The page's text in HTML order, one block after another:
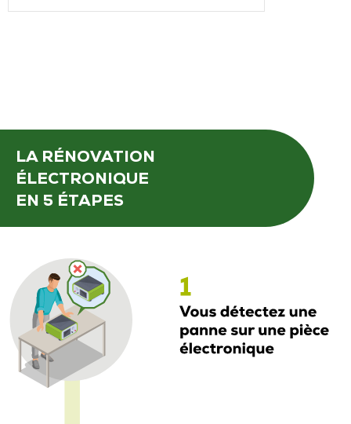
LA RÉNOVATION
ÉLECTRONIQUE
EN 5 ÉTAPES